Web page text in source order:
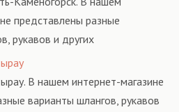
представлены разные
рукавов и других
изделий, соответствующих
условиям и нормативам.
В нашем интернет-магазине
варианты шлангов, рукавов